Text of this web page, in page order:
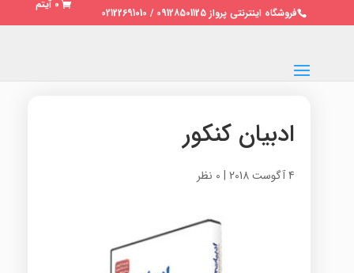
فروشگاه اینترنتی پرواز 09128501125 / 02122691010
0 آیتم
ادبیان کنکور
4 آگوست 2018 | 0 نظر